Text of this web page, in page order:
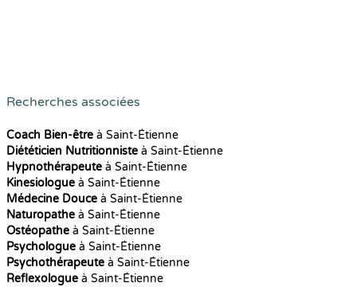
Recherches associées
Coach Bien-être à Saint-Étienne
Diététicien Nutritionniste à Saint-Étienne
Hypnothérapeute à Saint-Étienne
Kinesiologue à Saint-Étienne
Médecine Douce à Saint-Étienne
Naturopathe à Saint-Étienne
Ostéopathe à Saint-Étienne
Psychologue à Saint-Étienne
Psychothérapeute à Saint-Étienne
Reflexologue à Saint-Étienne